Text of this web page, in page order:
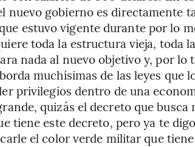
nuevo gobierno es directamente
estuvo vigente durante por lo
toda la estructura vieja, toda
nada al nuevo objetivo y, por lo
muchísimas de las leyes que
privilegios dentro de una
quizás el decreto que busca
tiene este decreto, pero ya te
el color verde militar que